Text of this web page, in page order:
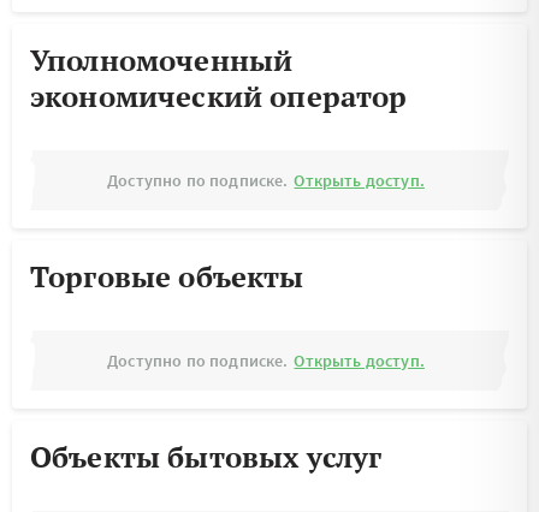
Уполномоченный
экономический оператор
Доступно по подписке. Открыть доступ.
Торговые объекты
Доступно по подписке. Открыть доступ.
Объекты бытовых услуг